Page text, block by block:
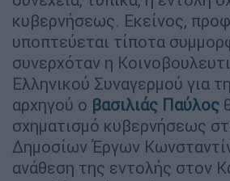
κυβερνήσεως. Εκείνος,
υποπτεύεται τίποτα
συνερχόταν η
Ελληνικού Συναγερμού για
αρχηγού ο βασιλιάς Παύλος
σχηματισμό κυβερνήσεως
Δημοσίων Έργων
ανάθεση της εντολής στον